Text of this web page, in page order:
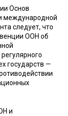
Основ
международной
следует, что
ООН об
государств —
и